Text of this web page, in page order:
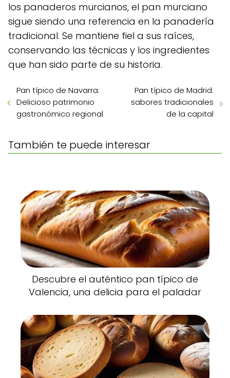
los panaderos murcianos, el pan murciano
sigue siendo una referencia en la panadería
tradicional. Se mantiene fiel a sus raíces,
conservando las técnicas y los ingredientes
que han sido parte de su historia.
Pan típico de Navarra:
Delicioso patrimonio
gastronómico regional
Pan típico de Madrid:
sabores tradicionales
de la capital
También te puede interesar
Descubre el auténtico pan típico de
Valencia, una delicia para el paladar